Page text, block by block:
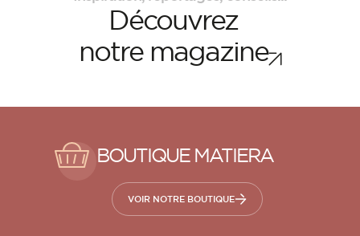
Découvrez
notre magazine
BOUTIQUE MATIERA
VOIR NOTRE BOUTIQUE